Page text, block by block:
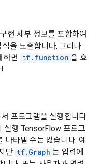
현 세부 정보를 포함하여
식을 노출합니다. 그러나
하면 tf.function 을 효
서 프로그램을 실행합니다.
실행 TensorFlow 프로그
나타낼 수는 없습니다. 예
만 tf.Graph 는 입력에